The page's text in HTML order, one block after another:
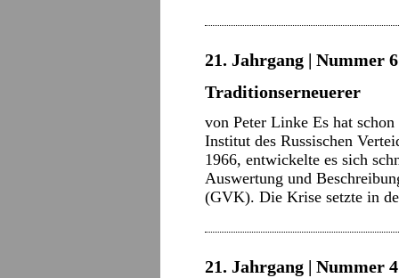
21. Jahrgang | Nummer
Traditionserneuerer
von Peter Linke Es hat
Institut des Russischen
1966, entwickelte es sich
Auswertung und
(GVK). Die Krise setzte in
21. Jahrgang | Nummer